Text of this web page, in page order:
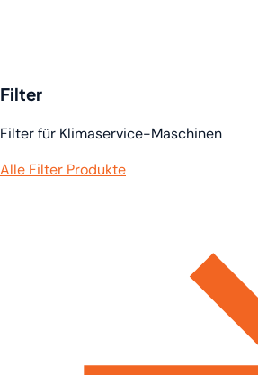
Filter
Filter für Klimaservice-Maschinen
Alle Filter Produkte